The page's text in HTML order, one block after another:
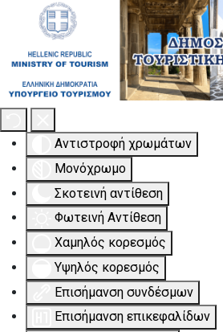
Εργαλειοθήκη Προσβασιμότητας
Αντιστροφή χρωμάτων
Μονόχρωμο
Σκοτεινή αντίθεση
Φωτεινή Αντίθεση
Χαμηλός κορεσμός
Υψηλός κορεσμός
Επισήμανση συνδέσμων
Επισήμανση επικεφαλίδων